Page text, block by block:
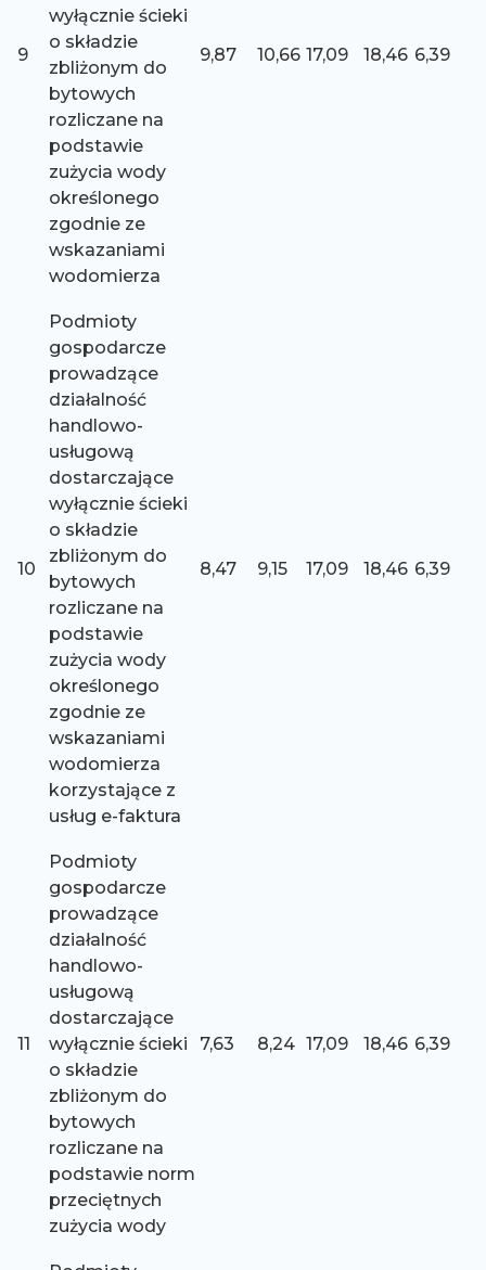
9
wyłącznie ścieki
o składzie
zbliżonym do
bytowych
rozliczane na
podstawie
zużycia wody
określonego
zgodnie ze
wskazaniami
wodomierza
9,87 10,66 17,09 18,46 6,39
10
Podmioty
gospodarcze
prowadzące
działalność
handlowo-
usługową
dostarczające
wyłącznie ścieki
o składzie
zbliżonym do
bytowych
rozliczane na
podstawie
zużycia wody
określonego
zgodnie ze
wskazaniami
wodomierza
korzystające z
usług e-faktura
8,47 9,15 17,09 18,46 6,39
11
Podmioty
gospodarcze
prowadzące
działalność
handlowo-
usługową
dostarczające
wyłącznie ścieki
o składzie
zbliżonym do
bytowych
rozliczane na
podstawie norm
przeciętnych
zużycia wody
7,63 8,24 17,09 18,46 6,39